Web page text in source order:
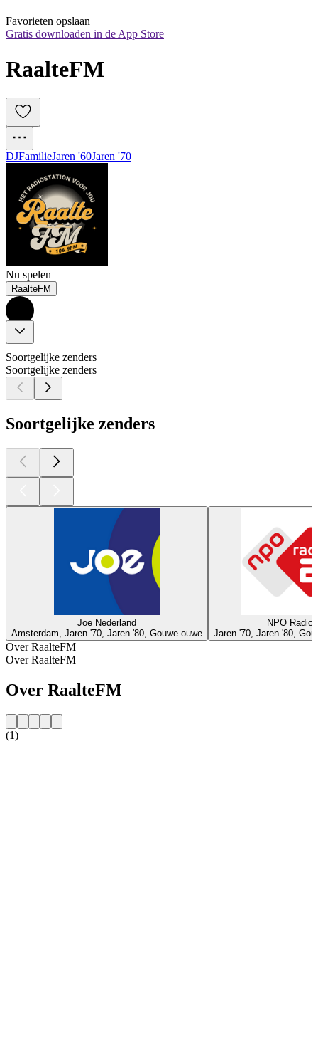
Favorieten opslaan
Gratis downloaden in de App Store
RaalteFM
DJFamilieJaren '60Jaren '70
Nu spelen
RaalteFM
Soortgelijke zenders
Soortgelijke zenders
Soortgelijke zenders
Joe Nederland
Amsterdam, Jaren '70, Jaren '80, Gouwe ouwe
NPO Radio
Jaren '70, Jaren '80,
Over RaalteFM
Over RaalteFM
Over RaalteFM
(1)